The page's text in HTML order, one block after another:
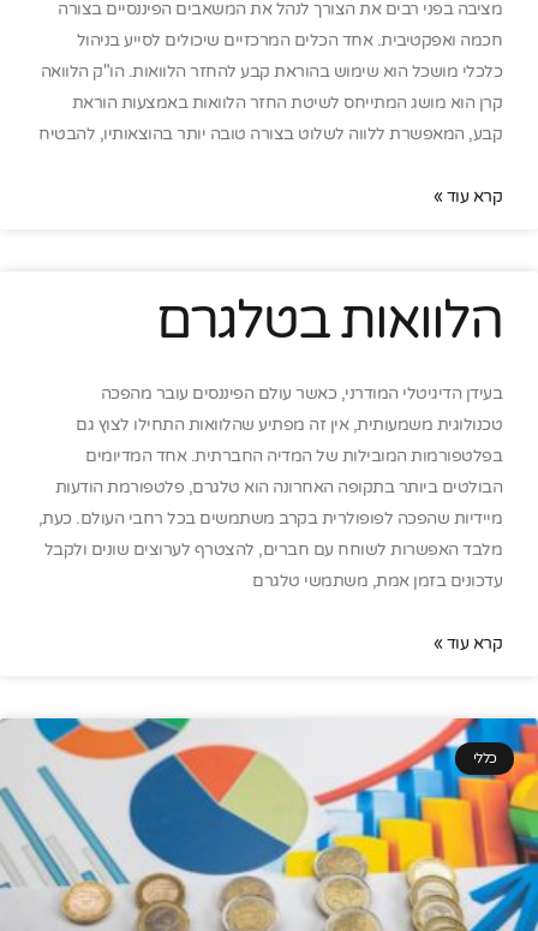
מציבה בפני רבים את הצורך לנהל את המשאבים הפיננסיים בצורה
חכמה ואפקטיבית. אחד הכלים המרכזיים שיכולים לסייע בניהול
כלכלי מושכל הוא שימוש בהוראת קבע להחזר הלוואות. הו"ק הלוואה
קרן הוא מושג המתייחס לשיטת החזר הלוואות באמצעות הוראת
קבע, המאפשרת ללווה לשלוט בצורה טובה יותר בהוצאותיו, להבטיח
קרא עוד »
הלוואות בטלגרם
בעידן הדיגיטלי המודרני, כאשר עולם הפיננסים עובר מהפכה
טכנולוגית משמעותית, אין זה מפתיע שהלוואות התחילו לצוץ גם
בפלטפורמות המובילות של המדיה החברתית. אחד המדיומים
הבולטים ביותר בתקופה האחרונה הוא טלגרם, פלטפורמת הודעות
מיידיות שהפכה לפופולרית בקרב משתמשים בכל רחבי העולם. כעת,
מלבד האפשרות לשוחח עם חברים, להצטרף לערוצים שונים ולקבל
עדכונים בזמן אמת, משתמשי טלגרם
קרא עוד »
כללי